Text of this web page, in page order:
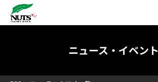
日本最大級のキャンピングカーメーカー
RV[テレビCM放送]
ニュース・イベント